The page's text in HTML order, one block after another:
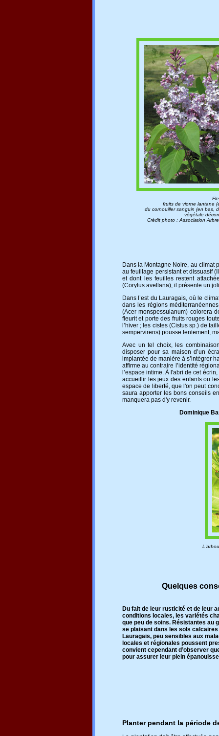
fruits de viorne lantane
du cornouiller sanguin (en bas,
végétale
Crédit photo : Association
Dans la Montagne Noire, au climat
au feuillage persistant et dissuasif
et dont les feuilles restent
(Corylus avellana), il présente un
Dans l’est du Lauragais, où le
dans les régions
(Acer monspessulanum) colorera
fleurit et porte des fruits rouges
l’hiver ; les cistes (Cistus sp.) de
sempervirens) pousse lentement,
Avec un tel choix, les
disposer pour sa maison d’un
implantée de manière à s’intégrer
affirme au contraire l’identité
l’espace intime. À l'abri de cet
accueillir les jeux des enfants ou
espace de liberté, que l'on peut
saura apporter les bons conseils
manquera pas d'y revenir.
Dominique
Quelques
Du fait de leur rusticité et de leur
conditions locales, les variétés
que peu de soins. Résistantes au
se plaisant dans les sols
Lauragais, peu sensibles aux
locales et régionales poussent
convient cependant d’observer
pour assurer leur plein
Planter pendant la période